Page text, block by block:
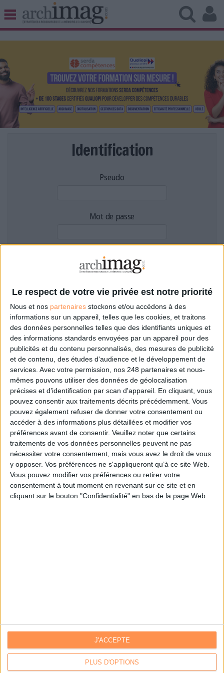
Le respect de votre vie privée est notre priorité
Nous et nos partenaires stockons et/ou accédons à des
informations sur un appareil, telles que les cookies, et traitons
des données personnelles telles que des identifiants uniques et
des informations standards envoyées par un appareil pour des
publicités et du contenu personnalisés, des mesures de publicité
et de contenu, des études d'audience et le développement de
services. Avec votre permission, nos 248 partenaires et nous-
mêmes pouvons utiliser des données de géolocalisation
précises et d’identification par scan d'appareil. En cliquant, vous
pouvez consentir aux traitements décrits précédemment. Vous
pouvez également refuser de donner votre consentement ou
accéder à des informations plus détaillées et modifier vos
préférences avant de consentir. Veuillez noter que certains
traitements de vos données personnelles peuvent ne pas
nécessiter votre consentement, mais vous avez le droit de vous
y opposer. Vos préférences ne s'appliqueront qu’à ce site Web.
Vous pouvez modifier vos préférences ou retirer votre
consentement à tout moment en revenant sur ce site et en
cliquant sur le bouton "Confidentialité" en bas de la page Web.
PLUS D'OPTIONS
J'ACCEPTE
BIBLIOTHÈQUE ÉDITION
UNIVERS DATA
TRAVAIL COLLABORATIF
VIE NUMÉRIQUE
NUMÉRIQUE RESPONSABLE
LES LIVRES BLANCS
LES SUPPLÉMENTS
NOS OFFRES D'ABONNEMENTS
Identification
Pseudo
Mot de passe
Filtre anti-spam
Mot de passe oublié ?
Pas encore de compte?
Je m'inscris pour commenter les articles
ou déposer mon CV
Je m'inscris sur Archimag.com
Communiquer avec Archimag|Communiquer avec ACE